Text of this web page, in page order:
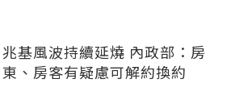
兆基風波持續延燒 內政部：房
東、房客有疑慮可解約換約